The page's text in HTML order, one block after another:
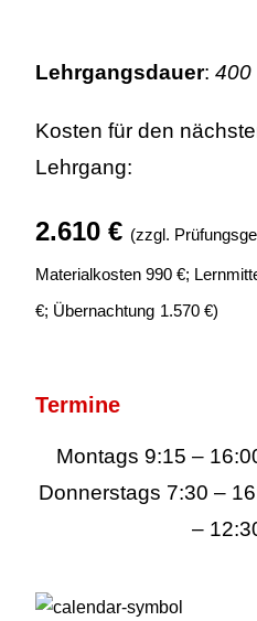
Lehrgangsdauer:400
Kosten für den
Lehrgang:
2.610 € (zzgl.
Materialkosten 990 €;
€; Übernachtung 1.570 €)
Termine
Montags 9:15 –
Donnerstags 7:30 –
–